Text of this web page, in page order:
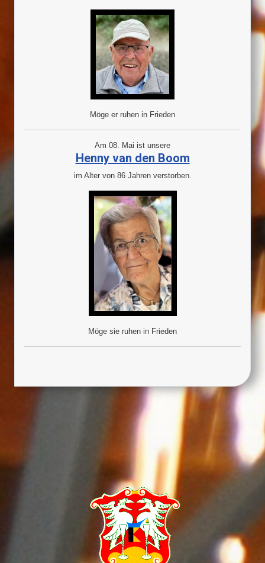
Möge er ruhen in Frieden
Am 08. Mai ist unsere
Henny van den Boom
im Alter von 86 Jahren verstorben.
Möge sie ruhen in Frieden